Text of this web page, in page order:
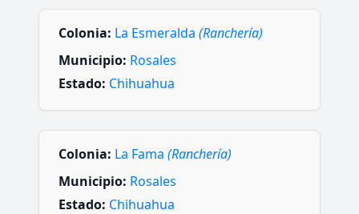
Colonia: La Esmeralda (Ranchería)
Municipio: Rosales
Estado: Chihuahua
Colonia: La Fama (Ranchería)
Municipio: Rosales
Estado: Chihuahua